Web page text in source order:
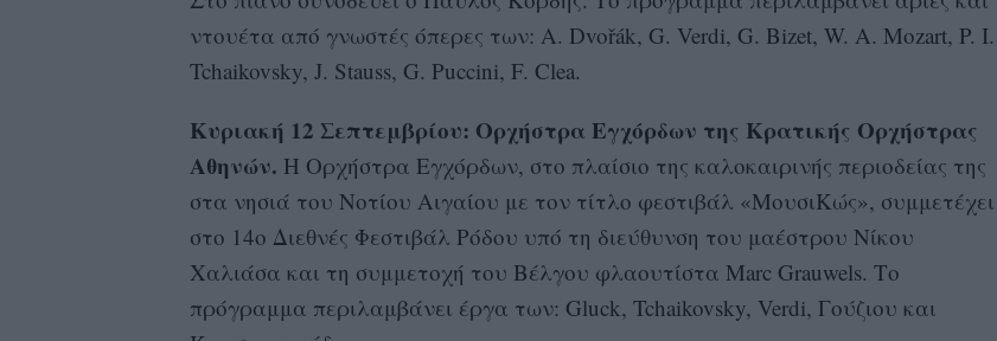
ντουέτα από γνωστές όπερες των: A. Dvořák, G. Verdi, G. Bizet, W. A. Mozart, P. I.
Tchaikovsky, J. Stauss, G. Puccini, F. Clea.
Κυριακή 12 Σεπτεμβρίου: Ορχήστρα Εγχόρδων της Κρατικής Ορχήστρας
Αθηνών. Η Ορχήστρα Εγχόρδων, στο πλαίσιο της καλοκαιρινής περιοδείας της
στα νησιά του Νοτίου Αιγαίου με τον τίτλο φεστιβάλ «ΜουσιΚώς», συμμετέχει
στο 14ο Διεθνές Φεστιβάλ Ρόδου υπό τη διεύθυνση του μαέστρου Νίκου
Χαλιάσα και τη συμμετοχή του Βέλγου φλαουτίστα Marc Grauwels. Το
πρόγραμμα περιλαμβάνει έργα των: Gluck, Tchaikovsky, Verdi, Γούζιου και